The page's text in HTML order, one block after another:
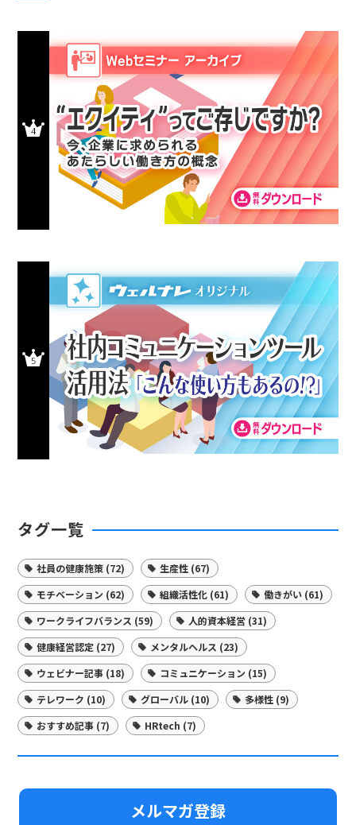
タグ一覧
社員の健康施策 (72)
生産性 (67)
モチベーション (62)
組織活性化 (61)
働きがい (61)
ワークライフバランス (59)
人的資本経営 (31)
健康経営認定 (27)
メンタルヘルス (23)
ウェビナー記事 (18)
コミュニケーション (15)
テレワーク (10)
グローバル (10)
多様性 (9)
おすすめ記事 (7)
HRtech (7)
メルマガ登録